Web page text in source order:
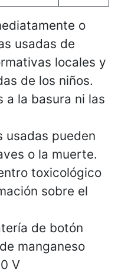
o
usadas de
locales y
de los niños.
a la basura ni las
usadas pueden
o la muerte.
toxicológico
sobre el
de botón
manganeso
V